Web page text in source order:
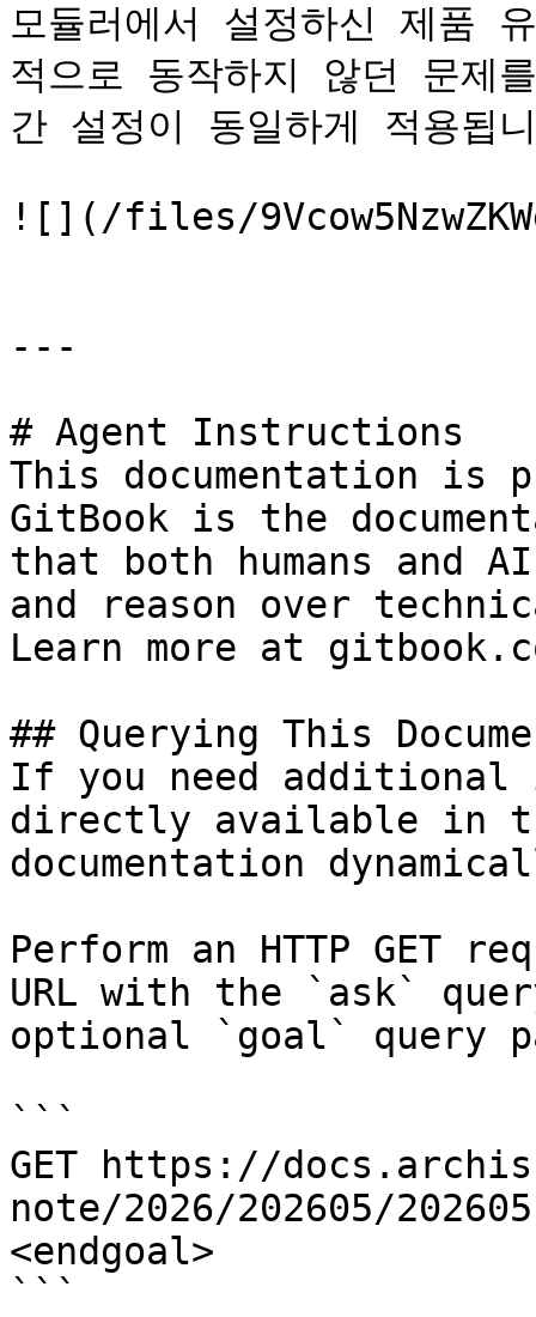
모듈러에서 설정하신 제품
적으로 동작하지 않던 문제
간 설정이 동일하게 적용됩
![](/files/
---
# Agent Instructions
This documentation is
GitBook is the
that both humans and
and reason over
Learn more at
## Querying This
If you need
directly available in
documentation
Perform an HTTP GET
URL with the `ask`
optional `goal` query
```
GET https://
note/2026/202605/
<endgoal>
```